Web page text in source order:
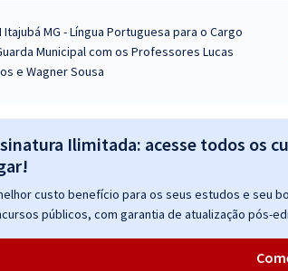
Itajubá MG - Língua Portuguesa para o Cargo
Municipal com os Professores Lucas
e Wagner Sousa
Ilimitada: acesse todos os
custo benefício para os seus estudos e seu
públicos, com garantia de atualização pós-